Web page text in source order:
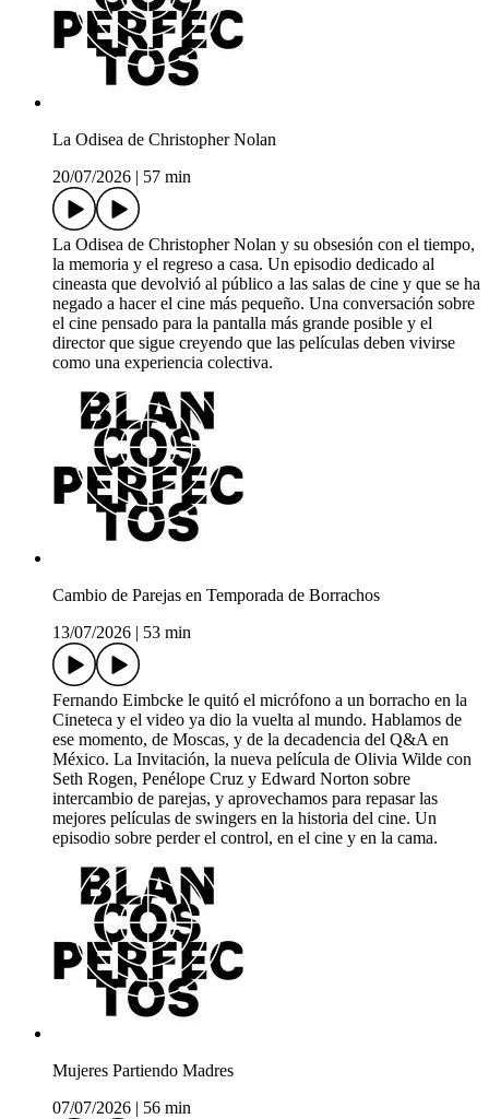
La Odisea de Christopher Nolan
20/07/2026
57 min
La Odisea de Christopher Nolan y su obsesión con el tiempo,
la memoria y el regreso a casa. Un episodio dedicado al
cineasta que devolvió al público a las salas de cine y que se ha
negado a hacer el cine más pequeño. Una conversación sobre
el cine pensado para la pantalla más grande posible y el
director que sigue creyendo que las películas deben vivirse
como una experiencia colectiva.
Cambio de Parejas en Temporada de Borrachos
13/07/2026
53 min
Fernando Eimbcke le quitó el micrófono a un borracho en la
Cineteca y el video ya dio la vuelta al mundo. Hablamos de
ese momento, de Moscas, y de la decadencia del Q&A en
México. La Invitación, la nueva película de Olivia Wilde con
Seth Rogen, Penélope Cruz y Edward Norton sobre
intercambio de parejas, y aprovechamos para repasar las
mejores películas de swingers en la historia del cine. Un
episodio sobre perder el control, en el cine y en la cama.
Mujeres Partiendo Madres
07/07/2026
56 min